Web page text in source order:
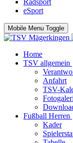
Radsport
eSport
Mobile Menu Toggle
Home
TSV allgemein
Anfahrt
TSV-
Fußball Herren
Kader